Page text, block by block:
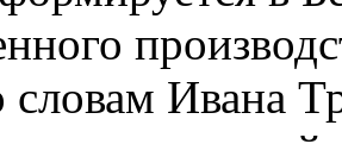
Ивана